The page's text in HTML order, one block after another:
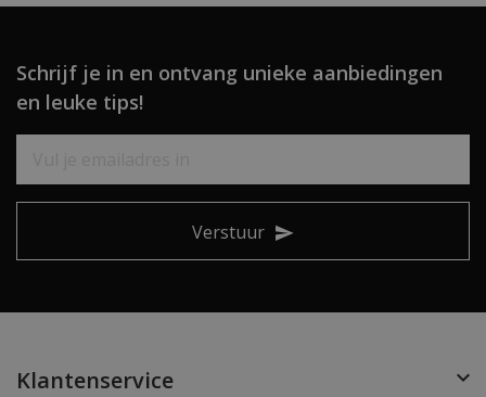
Schrijf je in en ontvang unieke aanbiedingen
en leuke tips!
Verstuur
Klantenservice